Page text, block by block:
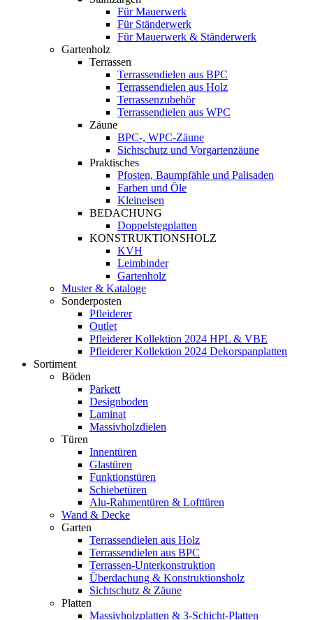
Für Mauerwerk
Für Ständerwerk
Für Mauerwerk & Ständerwerk
Gartenholz
Terrassen
Terrassendielen aus BPC
Terrassendielen aus Holz
Terrassenzubehör
Terrassendielen aus WPC
Zäune
BPC-, WPC-Zäune
Sichtschutz und Vorgartenzäune
Praktisches
Pfosten, Baumpfähle und Palisaden
Farben und Öle
Kleineisen
BEDACHUNG
Doppelstegplatten
KONSTRUKTIONSHOLZ
KVH
Leimbinder
Gartenholz
Muster & Kataloge
Sonderposten
Pfleiderer
Outlet
Pfleiderer Kollektion 2024 HPL & VBE
Pfleiderer Kollektion 2024 Dekorspanplatten
Sortiment
Böden
Parkett
Designboden
Laminat
Massivholzdielen
Türen
Innentüren
Glastüren
Funktionstüren
Schiebetüren
Alu-Rahmentüren & Lofttüren
Wand & Decke
Garten
Terrassendielen aus Holz
Terrassendielen aus BPC
Terrassen-Unterkonstruktion
Überdachung & Konstruktionsholz
Sichtschutz & Zäune
Platten
Massivholzplatten & 3-Schicht-Platten